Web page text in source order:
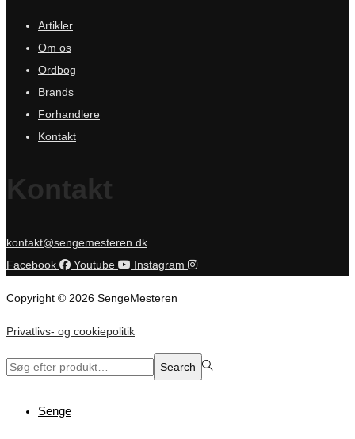
Artikler
Om os
Ordbog
Brands
Forhandlere
Kontakt
Kontakt
kontakt@sengemesteren.dk
Facebook
Youtube Instagram
Copyright © 2026 SengeMesteren
Privatlivs- og cookiepolitik
Search
Search
Senge